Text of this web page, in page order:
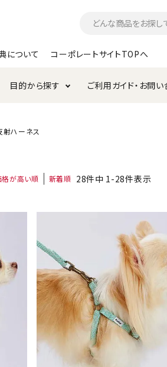
について コーポレートサイトTOPへ
替え・交換パーツ
目的から探す
夜のお散歩
まとめ買いでオトク！！
ご利用ガイド・お問
射ハーネス
格が高い順 新着順 28件中 1-28件表示